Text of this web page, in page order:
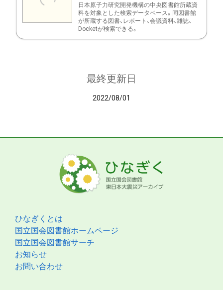
日本原子力研究開発機構の中央図書館所蔵資
料を対象とした検索データベース。同図書館
が所蔵する図書、レポート、会議資料、雑誌、
Docketが検索できる。
最終更新日
2022/08/01
ひなぎくとは
国立国会図書館ホームページ
国立国会図書館サーチ
お知らせ
お問い合わせ